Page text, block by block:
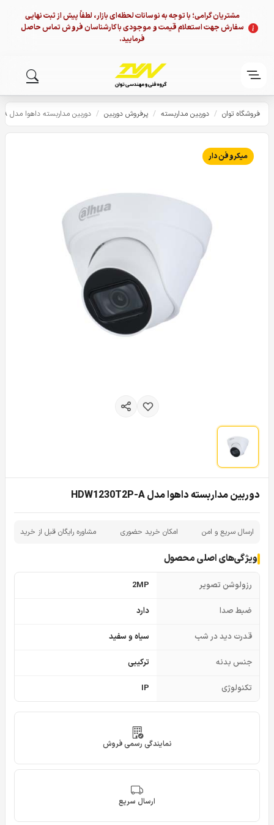
مشتریان گرامی؛ با توجه به نوسانات لحظه‌ای بازار، لطفاً پیش از ثبت نهایی
سفارش جهت استعلام قیمت و موجودی با کارشناسان فروش تماس حاصل
فرمایید.
فروشگاه توان / دوربین مداربسته / پرفروش دوربین / دوربین مداربسته داهوا مدل HDW1230T2P-A
میکروفن دار
دوربین مداربسته داهوا مدل HDW1230T2P-A
ارسال سریع و امن امکان خرید حضوری مشاوره رایگان قبل از خرید
ویژگی‌های اصلی محصول
رزولوشن تصویر 2MP
ضبط صدا دارد
قدرت دید در شب سیاه و سفید
جنس بدنه ترکیبی
تکنولوژی IP
نمایندگی رسمی فروش
ارسال سریع